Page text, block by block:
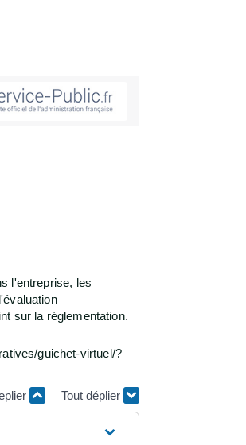
l'entreprise, les
sur la réglementation.
guichet-virtuel/?
Tout déplier